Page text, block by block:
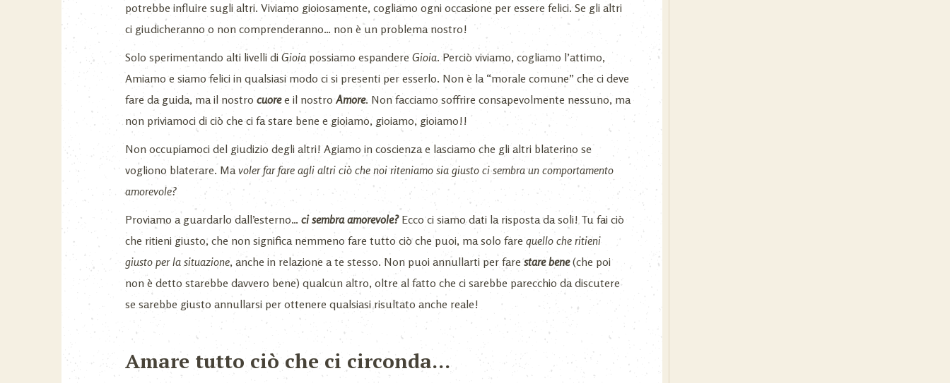
potrebbe influire sugli altri. Viviamo gioiosamente, cogliamo ogni occasione per essere felici. Se gli altri
ci giudicheranno o non comprenderanno… non è un problema nostro!
Solo sperimentando alti livelli di Gioia possiamo espandere Gioia. Perciò viviamo, cogliamo l’attimo,
Amiamo e siamo felici in qualsiasi modo ci si presenti per esserlo. Non è la “morale comune” che ci deve
fare da guida, ma il nostro cuoree il nostroAmore. Non facciamo soffrire consapevolmente nessuno, ma
non priviamoci di ciò che ci fa stare bene e gioiamo, gioiamo, gioiamo!!
Non occupiamoci del giudizio degli altri! Agiamo in coscienza e lasciamo che gli altri blaterino se
vogliono blaterare. Mavoler far fare agli altri ciò che noi riteniamo sia giusto ci sembra un comportamento
amorevole?
Proviamo a guardarlo dall’esterno… ci sembra amorevole?Ecco ci siamo dati la risposta da soli! Tu fai ciò
che ritieni giusto, che non significa nemmeno fare tutto ciò che puoi, ma solo fare quello che ritieni
giusto per la situazione, anche in relazione a te stesso. Non puoi annullarti per farestare bene(che poi
non è detto starebbe davvero bene) qualcun altro, oltre al fatto che ci sarebbe parecchio da discutere
se sarebbe giusto annullarsi per ottenere qualsiasi risultato anche reale!
Amare tutto ciò che ci circonda…